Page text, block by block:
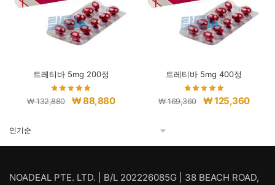
트레티바 5mg 200정
₩132,880
원
격:
₩88,880현
격:
트레티바 5mg 400정
₩169,360
원
격:
₩125,360현
격:
NOADEAL PTE. LTD. | B/L 202226085G | 38 BEACH ROAD,